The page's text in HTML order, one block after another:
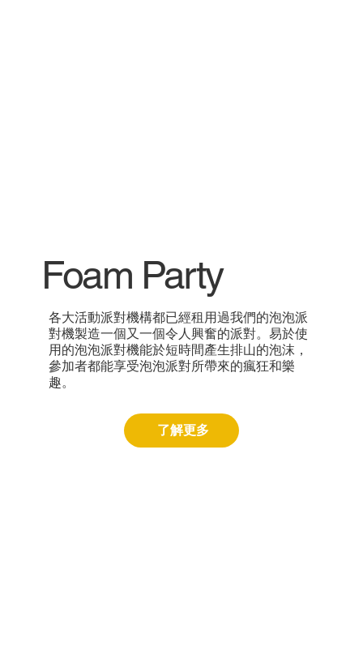
Foam Party
各大活動派對機構都已經租用過我們的泡泡派
對機製造一個又一個令人興奮的派對。易於使
用的泡泡派對機能於短時間產生排山的泡沫，
參加者都能享受泡泡派對所帶來的瘋狂和樂
趣。
了解更多